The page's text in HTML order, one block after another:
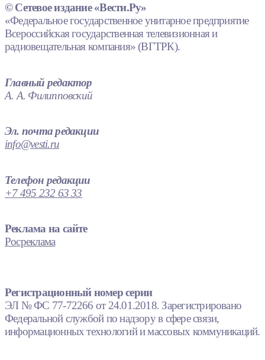
© Сетевое издание «Вести.Ру»
«Федеральное государственное унитарное предприятие
Всероссийская государственная телевизионная и
радиовещательная компания» (ВГТРК).
Главный редактор
А. А. Филипповский
Эл. почта редакции
info@vesti.ru
Телефон редакции
+7 495 232 63 33
Реклама на сайте
Росреклама
Регистрационный номер серии
ЭЛ № ФС 77-72266 от 24.01.2018. Зарегистрировано
Федеральной службой по надзору в сфере связи,
информационных технологий и массовых коммуникаций.